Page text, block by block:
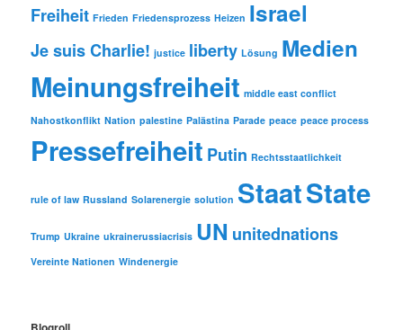
Freiheit Frieden Friedensprozess Heizen Israel
Je suis Charlie! justice liberty Lösung Medien
Meinungsfreiheit middle east conflict
Nahostkonflikt Nation palestine Palästina Parade peace peace process
Pressefreiheit Putin Rechtsstaatlichkeit
rule of law Russland Solarenergie solution StaatState
Trump Ukraine ukrainerussiacrisis UN unitednations
Vereinte Nationen Windenergie